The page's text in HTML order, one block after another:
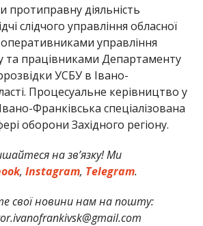
протиправну діяльність
слідчого управління обласної
оперативниками управління
та працівниками Департаменту
УСБУ в Івано-
Процесуальне керівництво у
Франківська спеціалізована
оборони Західного регіону.
на зв’язку! Ми
, Instagram, Telegram.
свої новини нам на пошту: